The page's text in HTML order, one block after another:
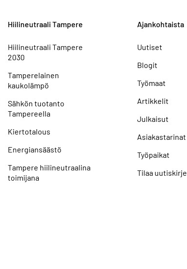
Hiilineutraali Tampere
Hiilineutraali Tampere
2030
Tamperelainen
kaukolämpö
Sähkön tuotanto
Tampereella
Kiertotalous
Energiansäästö
Tampere hiilineutraalina
toimijana
Ajankohtaista
Uutiset
Blogit
Työmaat
Artikkelit
Julkaisut
Asiakastarinat
Työpaikat
Tilaa uutiskirje